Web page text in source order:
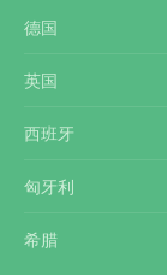
德国
英国
西班牙
匈牙利
希腊